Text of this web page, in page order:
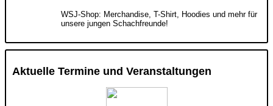
WSJ-Shop: Merchandise, T-Shirt, Hoodies und mehr für
unsere jungen Schachfreunde!
Aktuelle Termine und Veranstaltungen